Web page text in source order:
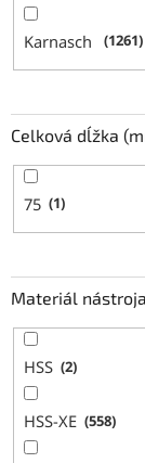
Karnasch 1261
Celková dĺžka
75 1
Materiál nástroja
HSS 2
HSS-XE 558